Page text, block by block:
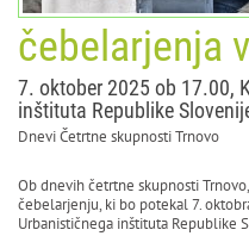
čebelarjenja
7. oktober 2025 ob 17.00,
inštituta Republike
Dnevi Četrtne skupnosti Trnovo
Ob dnevih četrtne skupnosti
čebelarjenju, ki bo potekal 7.
Urbanističnega inštituta Republike